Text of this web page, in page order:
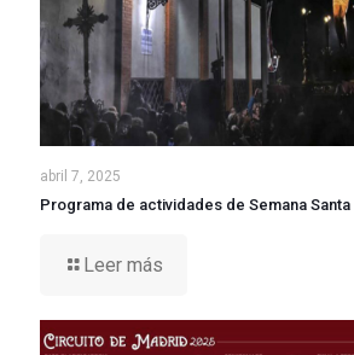
abril 7, 2025
Programa de actividades de Semana Santa
Leer más